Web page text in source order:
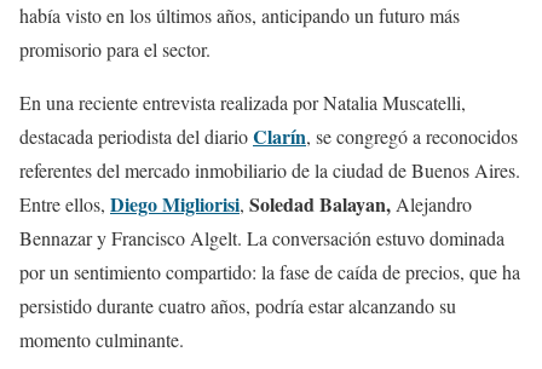
había visto en los últimos años, anticipando un futuro más
promisorio para el sector.
En una reciente entrevista realizada por Natalia Muscatelli,
destacada periodista del diarioClarín, se congregó a reconocidos
referentes del mercado inmobiliario de la ciudad de Buenos Aires.
Entre ellos, Diego Migliorisi, Soledad Balayan, Alejandro
Bennazar y Francisco Algelt. La conversación estuvo dominada
por un sentimiento compartido: la fase de caída de precios, que ha
persistido durante cuatro años, podría estar alcanzando su
momento culminante.